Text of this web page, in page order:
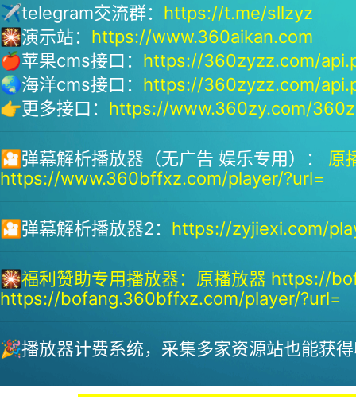
✈telegram交流群： https://t.me/sllzyz
🎇演示站： https://www.360aikan.com
🍎苹果cms接口： https://360zyzz.com/
🌏海洋cms接口： https://360zyzz.com/
👉更多接口： https://www.360zy.com/
🎦弹幕解析播放器（无广告 娱乐专用）： 原
https://www.360bffxz.com/player/?url=
🎦弹幕解析播放器2： https://zyjiexi.com/
🎇福利赞助专用播放器： 原播放器 https://
https://bofang.360bffxz.com/player/?url=
🎉播放器计费系统，采集多家资源站也能获